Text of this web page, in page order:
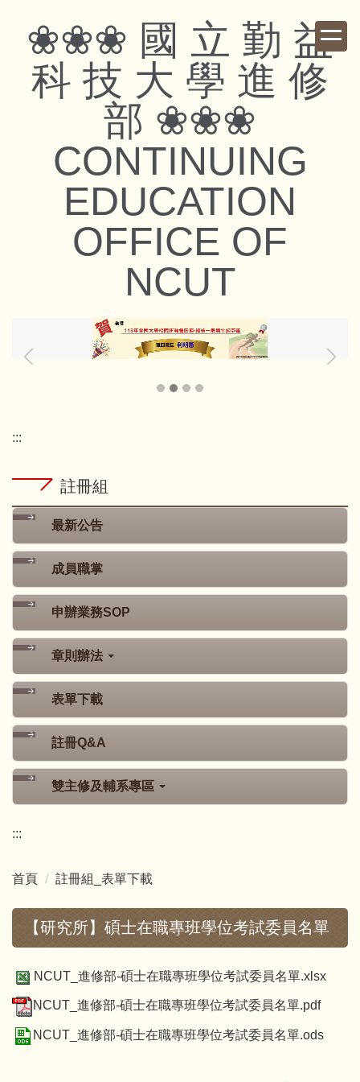
❀❀❀ 國 立 勤 益
科 技 大 學 進 修
部 ❀❀❀
CONTINUING
EDUCATION
OFFICE OF
NCUT
:::
註冊組
最新公告
成員職掌
申辦業務SOP
章則辦法
表單下載
註冊Q&A
雙主修及輔系專區
:::
首頁 註冊組_表單下載
【研究所】碩士在職專班學位考試委員名單
NCUT_進修部-碩士在職專班學位考試委員名單.xlsx
NCUT_進修部-碩士在職專班學位考試委員名單.pdf
NCUT_進修部-碩士在職專班學位考試委員名單.ods